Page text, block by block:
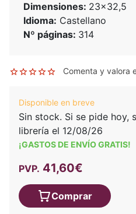
Dimensiones: 23x32,5
Idioma: Castellano
Nº páginas: 314
Comenta y valora
Disponible en breve
Sin stock. Si se pide hoy,
librería el 12/08/26
¡GASTOS DE ENVÍO GRATIS!
PVP. 41,60€
Comprar